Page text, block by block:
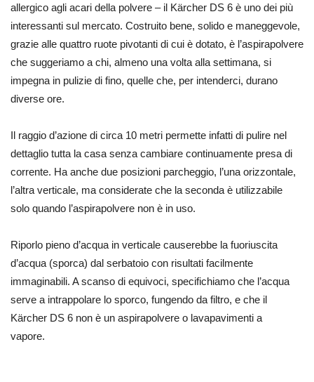
allergico agli acari della polvere – il Kärcher DS 6 è uno dei più
interessanti sul mercato. Costruito bene, solido e maneggevole,
grazie alle quattro ruote pivotanti di cui è dotato, è l’aspirapolvere
che suggeriamo a chi, almeno una volta alla settimana, si
impegna in pulizie di fino, quelle che, per intenderci, durano
diverse ore.
Il raggio d’azione di circa 10 metri permette infatti di pulire nel
dettaglio tutta la casa senza cambiare continuamente presa di
corrente. Ha anche due posizioni parcheggio, l’una orizzontale,
l’altra verticale, ma considerate che la seconda è utilizzabile
solo quando l’aspirapolvere non è in uso.
Riporlo pieno d’acqua in verticale causerebbe la fuoriuscita
d’acqua (sporca) dal serbatoio con risultati facilmente
immaginabili. A scanso di equivoci, specifichiamo che l’acqua
serve a intrappolare lo sporco, fungendo da filtro, e che il
Kärcher DS 6 non è un aspirapolvere o lavapavimenti a
vapore.